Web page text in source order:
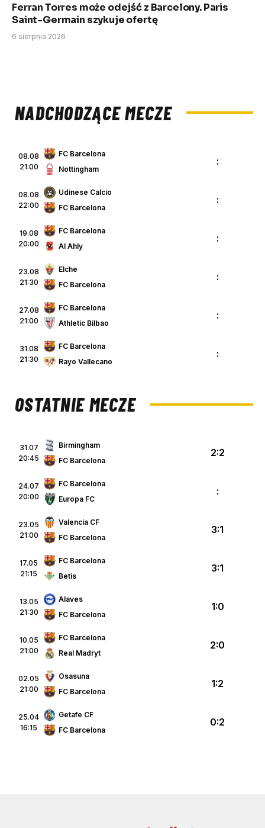
Ferran Torres może odejść z Barcelony. Paris
Saint-Germain szykuje ofertę
6 sierpnia 2026
NADCHODZĄCE MECZE
08.08
21:00
FC Barcelona
Nottingham
:
08.08
22:00
Udinese Calcio
FC Barcelona
:
19.08
20:00
FC Barcelona
Al Ahly
:
23.08
21:30
Elche
FC Barcelona
:
27.08
21:00
FC Barcelona
Athletic Bilbao
:
31.08
21:30
FC Barcelona
Rayo Vallecano
:
OSTATNIE MECZE
31.07
20:45
Birmingham
FC Barcelona
2:2
24.07
20:00
FC Barcelona
Europa FC
:
23.05
21:00
Valencia CF
FC Barcelona
3:1
17.05
21:15
FC Barcelona
Betis
3:1
13.05
21:30
Alaves
FC Barcelona
1:0
10.05
21:00
FC Barcelona
Real Madryt
2:0
02.05
21:00
Osasuna
FC Barcelona
1:2
25.04
16:15
Getafe CF
FC Barcelona
0:2